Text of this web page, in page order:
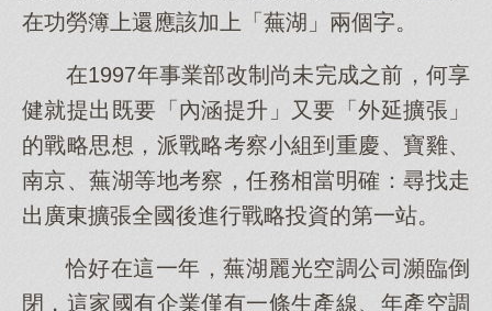
在功勞簿上還應該加上「蕪湖」兩個字。
在1997年事業部改制尚未完成之前，何享
健就提出既要「內涵提升」又要「外延擴張」
的戰略思想，派戰略考察小組到重慶、寶雞、
南京、蕪湖等地考察，任務相當明確：尋找走
出廣東擴張全國後進行戰略投資的第一站。
恰好在這一年，蕪湖麗光空調公司瀕臨倒
閉，這家國有企業僅有一條生產線、年產空調